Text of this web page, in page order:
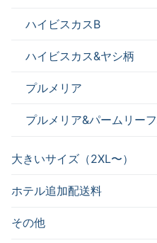
ハイビスカスB
ハイビスカス&ヤシ柄
プルメリア
プルメリア&パームリー
大きいサイズ（2XL〜）
ホテル追加配送料
その他